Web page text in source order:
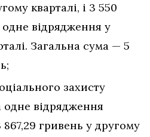
кварталі, і 3 550
відрядження у
Загальна сума — 5
захисту
одне відрядження
гривень у другому